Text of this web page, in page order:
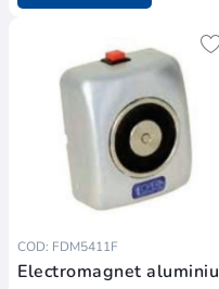
COD: FDM5411F
Electromagnet aluminiu